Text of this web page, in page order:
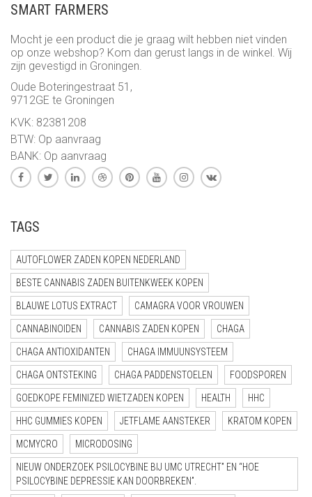
SMART FARMERS
Mocht je een product die je graag wilt hebben niet vinden
op onze webshop? Kom dan gerust langs in de winkel. Wij
zijn gevestigd in Groningen.
Oude Boteringestraat 51,
9712GE te Groningen
KVK: 82381208
BTW: Op aanvraag
BANK: Op aanvraag
TAGS
AUTOFLOWER ZADEN KOPEN NEDERLAND
BESTE CANNABIS ZADEN BUITENKWEEK KOPEN
BLAUWE LOTUS EXTRACT CAMAGRA VOOR VROUWEN
CANNABINOIDEN CANNABIS ZADEN KOPEN CHAGA
CHAGA ANTIOXIDANTEN CHAGA IMMUUNSYSTEEM
CHAGA ONTSTEKING CHAGA PADDENSTOELEN FOODSPOREN
GOEDKOPE FEMINIZED WIETZADEN KOPEN HEALTH HHC
HHC GUMMIES KOPEN JETFLAME AANSTEKER KRATOM KOPEN
MCMYCRO MICRODOSING
NIEUW ONDERZOEK PSILOCYBINE BIJ UMC UTRECHT” EN “HOE
PSILOCYBINE DEPRESSIE KAN DOORBREKEN”.